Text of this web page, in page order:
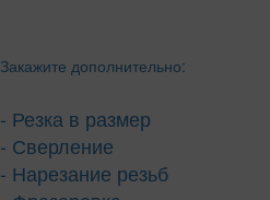
Закажите дополнительно:
- Резка в размер
- Сверление
- Нарезание резьб